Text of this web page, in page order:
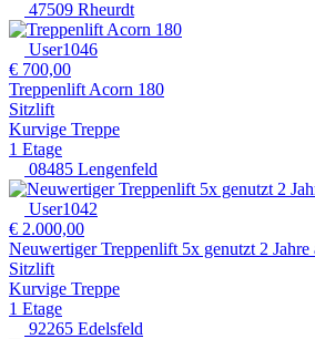
47509 Rheurdt
User1046
€ 700,00
Treppenlift Acorn 180
Sitzlift
Kurvige Treppe
1 Etage
08485 Lengenfeld
User1042
€ 2.000,00
Neuwertiger Treppenlift 5x genutzt 2 Jahre
Sitzlift
Kurvige Treppe
1 Etage
92265 Edelsfeld